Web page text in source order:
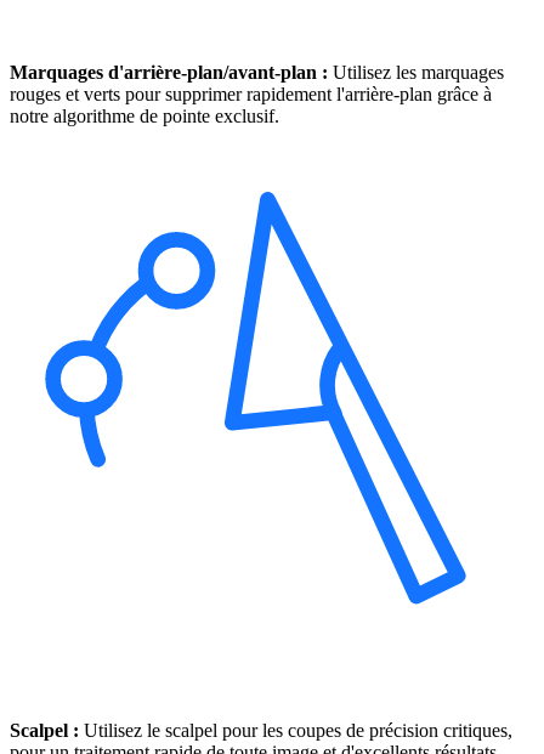
Marquages d'arrière-plan/avant-plan : Utilisez les marquages
rouges et verts pour supprimer rapidement l'arrière-plan grâce à
notre algorithme de pointe exclusif.
Scalpel : Utilisez le scalpel pour les coupes de précision critiques,